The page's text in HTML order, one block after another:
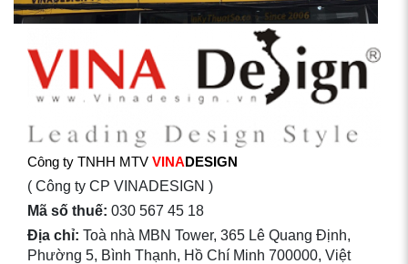
Công ty TNHH MTV VINADESIGN
( Công ty CP VINADESIGN )
Mã số thuế: 030 567 45 18
Địa chỉ: Toà nhà MBN Tower, 365 Lê Quang Định,
Phường 5, Bình Thạnh, Hồ Chí Minh 700000, Việt